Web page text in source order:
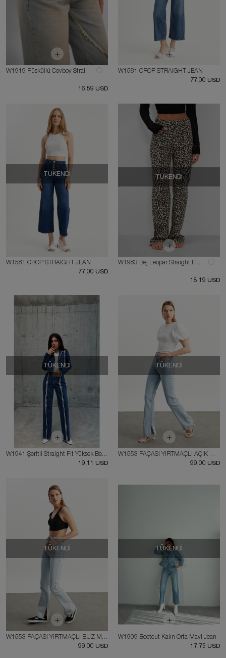
W1919 Püsküllü Covboy Straight Orta Mavi Jean
16,59 USD
W1581 CROP STRAIGHT JEAN
77,00 USD
TÜKENDI
W1581 CROP STRAIGHT JEAN
77,00 USD
TÜKENDI
W1983 Bej Leopar Straight Fit Kadın Kot Pantolon
18,19 USD
TÜKENDI
W1941 Şeritli Straight Fit Yüksek Bel Mavi Jean
19,11 USD
TÜKENDI
W1553 PAÇASI YIRTMAÇLI AÇIK MAVİ JEAN
99,00 USD
TÜKENDI
W1553 PAÇASI YIRTMAÇLI BUZ MAVİ JEAN
99,00 USD
TÜKENDI
W1909 Bootcut Kalın Orta Mavi Jean
17,75 USD